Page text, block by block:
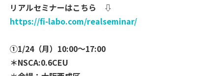
リアルセミナーはこちら ⇩
https://fi-labo.com/realseminar/
①1/24（月）10:00～17:00
＊NSCA:0.6CEU